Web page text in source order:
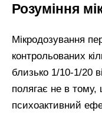
Розуміння
Мікродозування
контрольованих
близько 1/10-1/20
полягає не в
психоактивний